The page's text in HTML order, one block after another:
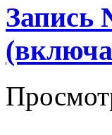
Запись